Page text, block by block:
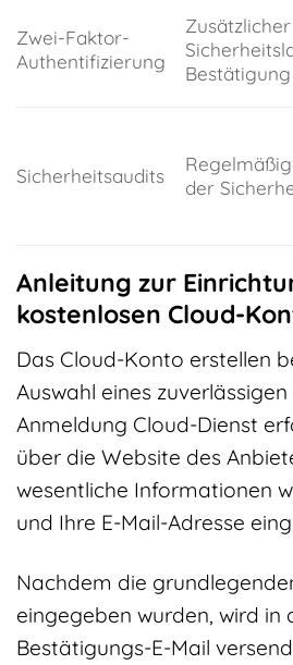
Zwei-Faktor-
Authentifizierung
Zusätzlicher
Sicherheitsaudits
der
Anleitung zur
kostenlosen Cloud-
Das Cloud-Konto erstellen
Auswahl eines
Anmeldung Cloud-Dienst
über die Website des
wesentliche Informationen
und Ihre E-Mail-Adresse
Nachdem die
eingegeben wurden, wird in
Bestätigungs-E-Mail